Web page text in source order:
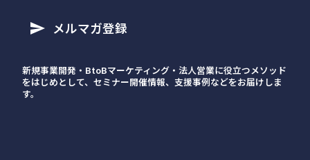
send メルマガ登録
新規事業開発・BtoBマーケティング・法人営業に役立つメソッド
をはじめとして、セミナー開催情報、支援事例などをお届けしま
す。